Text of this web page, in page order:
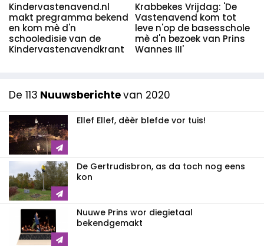
Kindervastenavend.nl
makt pregramma bekend
en kom mè d'n
schooledisie van de
Kindervastenavendkrant
Krabbekes Vrijdag: 'De
Vastenavend kom tot
leve n'op de basesschole
mè d'n bezoek van Prins
Wannes III'
De 113 Nuuwsberichtevan 2020
Ellef Ellef, dèèr blefde vor tuis!
De Gertrudisbron, as da toch nog eens
kon
Nuuwe Prins wor diegietaal
bekendgemakt